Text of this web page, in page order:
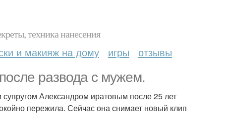
техника нанесения
и макияж на дому игры отзывы
развода с мужем.
Александром иратовым после 25 лет
пережила. Сейчас она снимает новый клип